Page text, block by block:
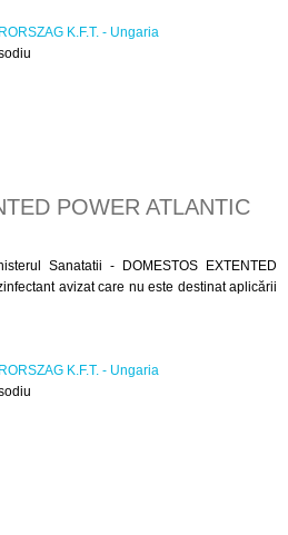
K.F.T. - Ungaria
POWER ATLANTIC
Sanatatii - DOMESTOS EXTENTED
avizat care nu este destinat aplicării
K.F.T. - Ungaria